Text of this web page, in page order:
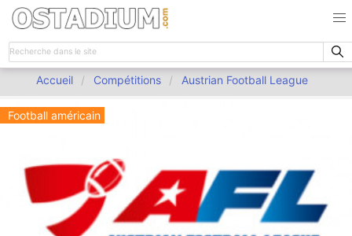
Accueil Compétitions Austrian Football League
Football américain